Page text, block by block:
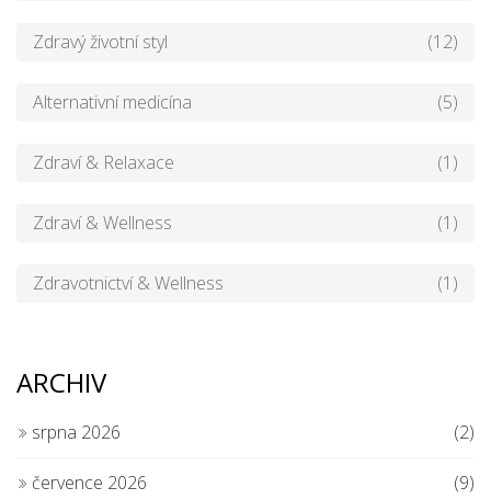
Zdravý životní styl (12)
Alternativní medicína (5)
Zdraví & Relaxace (1)
Zdraví & Wellness (1)
Zdravotnictví & Wellness (1)
ARCHIV
srpna 2026 (2)
července 2026 (9)